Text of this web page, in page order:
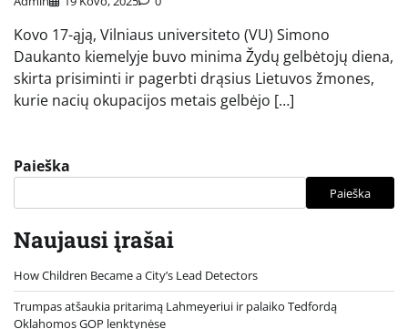
Kovo 17-ąją, Vilniaus universiteto (VU) Simono
Daukanto kiemelyje buvo minima Žydų gelbėtojų diena,
skirta prisiminti ir pagerbti drąsius Lietuvos žmones,
kurie nacių okupacijos metais gelbėjo […]
Paieška
Paieška
Naujausi įrašai
How Children Became a City’s Lead Detectors
Trumpas atšaukia pritarimą Lahmeyeriui ir palaiko Tedfordą
Oklahomos GOP lenktynėse